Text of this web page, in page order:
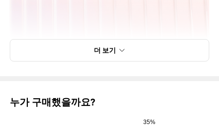
더 보기
누가 구매했을까요?
35%